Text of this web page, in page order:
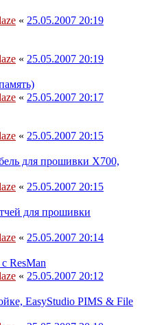
« 25.05.2007 20:19
« 25.05.2007 20:19
« 25.05.2007 20:17
« 25.05.2007 20:15
для прошивки Х700,
« 25.05.2007 20:15
для прошивки
« 25.05.2007 20:14
ResMan
« 25.05.2007 20:12
EasyStudio PIMS & File